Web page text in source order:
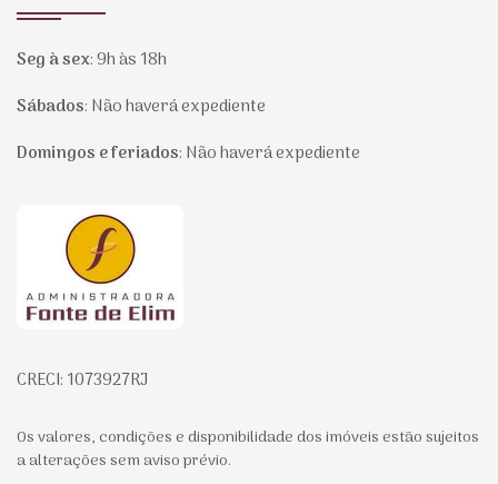
Seg à sex:9h às 18h
Sábados: Não haverá expediente
Domingos e feriados: Não haverá expediente
Página inicial
CRECI: 1073927RJ
Os valores, condições e disponibilidade dos imóveis estão sujeitos
a alterações sem aviso prévio.